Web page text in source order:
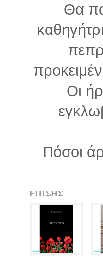
Θα
Oι
Πόσοι
ΕΠΙΣΗΣ